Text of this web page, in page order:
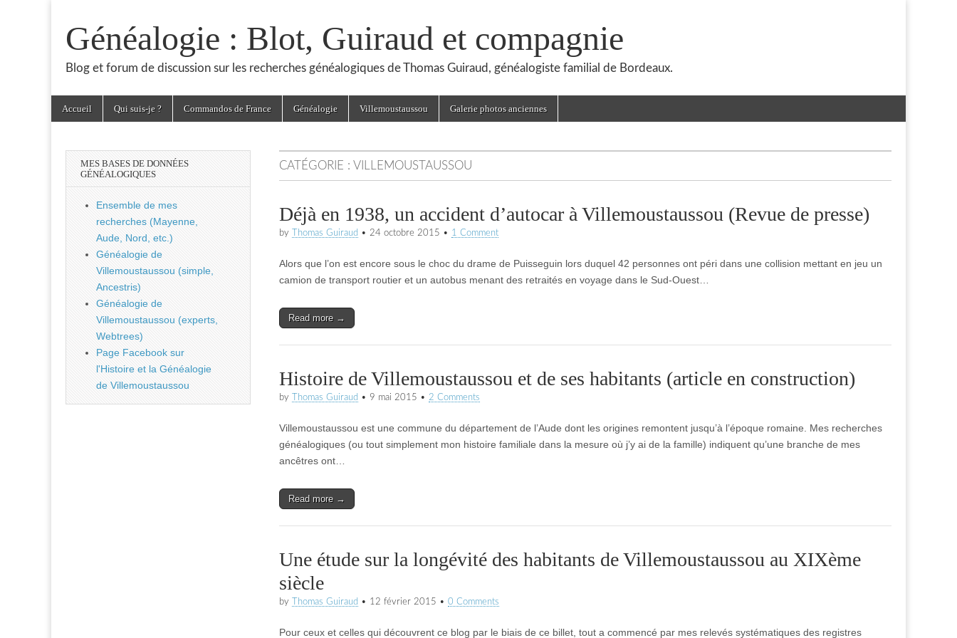
Généalogie : Blot, Guiraud et compagnie
Blog et forum de discussion sur les recherches généalogiques de Thomas Guiraud, généalogiste familial de Bordeaux.
Main
menu
Accueil Qui suis-je ? Commandos de France Généalogie Villemoustaussou Galerie photos anciennes
CATÉGORIE : VILLEMOUSTAUSSOU
Déjà en 1938, un accident d’autocar à Villemoustaussou (Revue de presse)
by Thomas Guiraud • 24 octobre 2015 • 1 Comment
Alors que l’on est encore sous le choc du drame de Puisseguin lors duquel 42 personnes ont péri dans une collision mettant en jeu un
camion de transport routier et un autobus menant des retraités en voyage dans le Sud-Ouest…
Read more →
Histoire de Villemoustaussou et de ses habitants (article en construction)
by Thomas Guiraud • 9 mai 2015 • 2 Comments
Villemoustaussou est une commune du département de l’Aude dont les origines remontent jusqu’à l’époque romaine. Mes recherches
généalogiques (ou tout simplement mon histoire familiale dans la mesure où j’y ai de la famille) indiquent qu’une branche de mes
ancêtres ont…
Read more →
Une étude sur la longévité des habitants de Villemoustaussou au XIXème
siècle
by Thomas Guiraud • 12 février 2015 • 0 Comments
Pour ceux et celles qui découvrent ce blog par le biais de ce billet, tout a commencé par mes relevés systématiques des registres
MES BASES DE DONNÉES
GÉNÉALOGIQUES
Ensemble de mes
recherches (Mayenne,
Aude, Nord, etc.)
Généalogie de
Villemoustaussou (simple,
Ancestris)
Généalogie de
Villemoustaussou (experts,
Webtrees)
Page Facebook sur
l'Histoire et la Généalogie
de Villemoustaussou